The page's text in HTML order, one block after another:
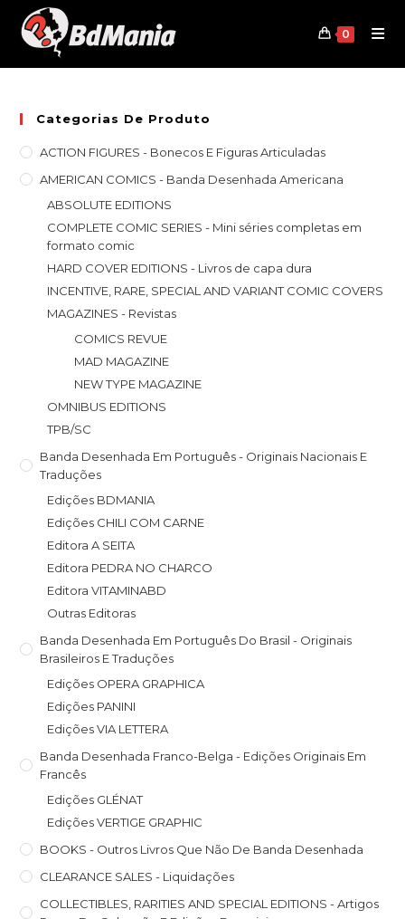
content
0
Categorias De Produto
ACTION FIGURES - Bonecos E Figuras Articuladas
AMERICAN COMICS - Banda Desenhada Americana
ABSOLUTE EDITIONS
COMPLETE COMIC SERIES - Mini séries completas em
formato comic
HARD COVER EDITIONS - Livros de capa dura
INCENTIVE, RARE, SPECIAL AND VARIANT COMIC COVERS
MAGAZINES - Revistas
COMICS REVUE
MAD MAGAZINE
NEW TYPE MAGAZINE
OMNIBUS EDITIONS
TPB/SC
Banda Desenhada Em Português - Originais Nacionais E
Traduções
Edições BDMANIA
Edições CHILI COM CARNE
Editora A SEITA
Editora PEDRA NO CHARCO
Editora VITAMINABD
Outras Editoras
Banda Desenhada Em Português Do Brasil - Originais
Brasileiros E Traduções
Edições OPERA GRAPHICA
Edições PANINI
Edições VIA LETTERA
Banda Desenhada Franco-Belga - Edições Originais Em
Francês
Edições GLÉNAT
Edições VERTIGE GRAPHIC
BOOKS - Outros Livros Que Não De Banda Desenhada
CLEARANCE SALES - Liquidações
COLLECTIBLES, RARITIES AND SPECIAL EDITIONS - Artigos